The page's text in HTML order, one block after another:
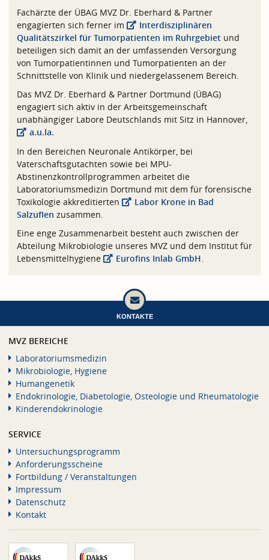
Fachärzte der ÜBAG MVZ Dr. Eberhard & Partner
engagierten sich ferner im
Interdisziplinären
Qualitätszirkel für Tumorpatienten im Ruhrgebiet und
beteiligen sich damit an der umfassenden Versorgung
von Tumorpatientinnen und Tumorpatienten an der
Schnittstelle von Klinik und niedergelassenem Bereich.
Das MVZ Dr. Eberhard & Partner Dortmund (ÜBAG)
engagiert sich aktiv in der Arbeitsgemeinschaft
unabhängiger Labore Deutschlands mit Sitz in Hannover,
a.u.la.
In den Bereichen Neuronale Antikörper, bei
Vaterschaftsgutachten sowie bei MPU-
Abstinenzkontrollprogrammen arbeitet die
Laboratoriumsmedizin Dortmund mit dem für forensische
Toxikologie akkreditierten
Labor Krone in Bad
Salzuflen zusammen.
Eine enge Zusammenarbeit besteht auch zwischen der
Abteilung Mikrobiologie unseres MVZ und dem Institut für
Lebensmittelhygiene
Eurofins Inlab GmbH.
KONTAKTE
MVZ BEREICHE
Laboratoriumsmedizin
Mikrobiologie, Hygiene
Humangenetik
Endokrinologie, Diabetologie, Osteologie und Rheumatologie
Kinderendokrinologie
SERVICE
Untersuchungsprogramm
Anforderungsscheine
Fortbildung / Veranstaltungen
Impressum
Datenschutz
Kontakt